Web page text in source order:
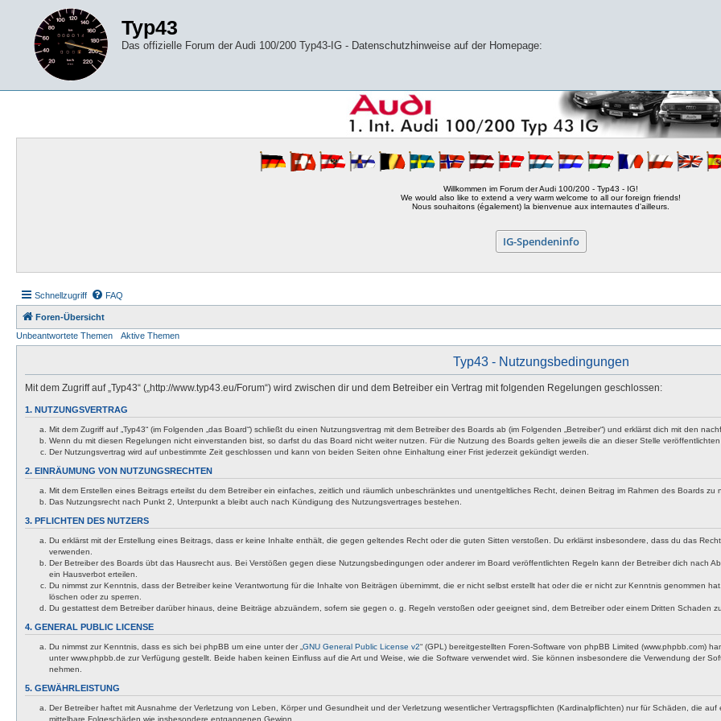
Typ43
Das offizielle Forum der Audi 100/200 Typ43-IG - Datenschutzhinweise auf der Homepage:
Willkommen im Forum der Audi 100/200 - Typ43 - IG!
We would also like to extend a very warm welcome to all our foreign friends!
Nous souhaitons (également) la bienvenue aux internautes d'ailleurs.
IG-Spendeninfo
Schnellzugriff FAQ
Foren-Übersicht
Unbeantwortete Themen
Aktive Themen
Typ43 - Nutzungsbedingungen
Mit dem Zugriff auf „Typ43“ („http://www.typ43.eu/Forum“) wird zwischen dir und dem Betreiber ein Vertrag mit folgenden Regelungen geschlossen:
1. NUTZUNGSVERTRAG
Mit dem Zugriff auf „Typ43“ (im Folgenden „das Board“) schließt du einen Nutzungsvertrag mit dem Betreiber des Boards ab (im Folgenden „Betreiber“) und erklärst dich mit den
Wenn du mit diesen Regelungen nicht einverstanden bist, so darfst du das Board nicht weiter nutzen. Für die Nutzung des Boards gelten jeweils die an dieser Stelle veröffentlichten
Der Nutzungsvertrag wird auf unbestimmte Zeit geschlossen und kann von beiden Seiten ohne Einhaltung einer Frist jederzeit gekündigt werden.
2. EINRÄUMUNG VON NUTZUNGSRECHTEN
Mit dem Erstellen eines Beitrags erteilst du dem Betreiber ein einfaches, zeitlich und räumlich unbeschränktes und unentgeltliches Recht, deinen Beitrag im Rahmen des Boards zu
Das Nutzungsrecht nach Punkt 2, Unterpunkt a bleibt auch nach Kündigung des Nutzungsvertrages bestehen.
3. PFLICHTEN DES NUTZERS
Du erklärst mit der Erstellung eines Beitrags, dass er keine Inhalte enthält, die gegen geltendes Recht oder die guten Sitten verstoßen. Du erklärst insbesondere, dass du das
verwenden.
Der Betreiber des Boards übt das Hausrecht aus. Bei Verstößen gegen diese Nutzungsbedingungen oder anderer im Board veröffentlichten Regeln kann der Betreiber dich nach
ein Hausverbot erteilen.
Du nimmst zur Kenntnis, dass der Betreiber keine Verantwortung für die Inhalte von Beiträgen übernimmt, die er nicht selbst erstellt hat oder die er nicht zur Kenntnis genommen
löschen oder zu sperren.
Du gestattest dem Betreiber darüber hinaus, deine Beiträge abzuändern, sofern sie gegen o. g. Regeln verstoßen oder geeignet sind, dem Betreiber oder einem Dritten Schaden
4. GENERAL PUBLIC LICENSE
Du nimmst zur Kenntnis, dass es sich bei phpBB um eine unter der „ GNU General Public License v2“ (GPL) bereitgestellten Foren-Software von phpBB Limited (www.phpbb.com)
unter www.phpbb.de zur Verfügung gestellt. Beide haben keinen Einfluss auf die Art und Weise, wie die Software verwendet wird. Sie können insbesondere die Verwendung der
nehmen.
5. GEWÄHRLEISTUNG
Der Betreiber haftet mit Ausnahme der Verletzung von Leben, Körper und Gesundheit und der Verletzung wesentlicher Vertragspflichten (Kardinalpflichten) nur für Schäden, die
mittelbare Folgeschäden wie insbesondere entgangenen Gewinn.